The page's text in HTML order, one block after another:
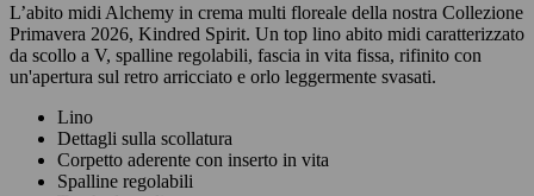
L’abito midi Alchemy in crema multi floreale della nostra Collezione
Primavera 2026, Kindred Spirit. Un top lino abito midi caratterizzato
da scollo a V, spalline regolabili, fascia in vita fissa, rifinito con
un'apertura sul retro arricciato e orlo leggermente svasati.
Lino
Dettagli sulla scollatura
Corpetto aderente con inserto in vita
Spalline regolabili